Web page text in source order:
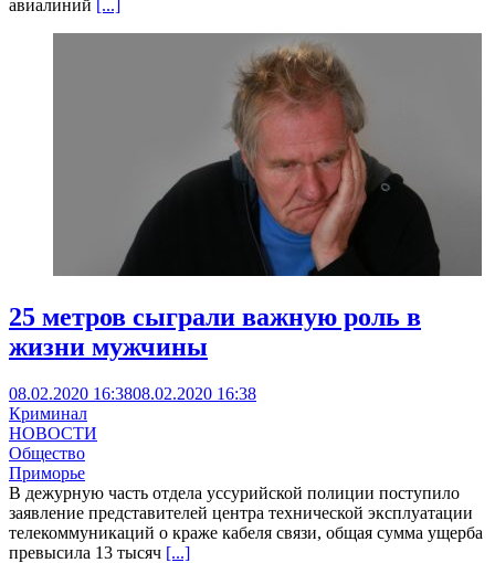
авиалиний [...]
25 метров сыграли важную роль в
жизни мужчины
08.02.2020 16:3808.02.2020 16:38
Криминал
НОВОСТИ
Общество
Приморье
В дежурную часть отдела уссурийской полиции поступило
заявление представителей центра технической эксплуатации
телекоммуникаций о краже кабеля связи, общая сумма ущерба
превысила 13 тысяч [...]